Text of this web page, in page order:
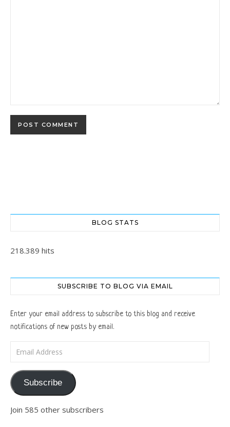
BLOG STATS
218.389 hits
SUBSCRIBE TO BLOG VIA EMAIL
Enter your email address to subscribe to this blog and receive
notifications of new posts by email.
Subscribe
Join 585 other subscribers